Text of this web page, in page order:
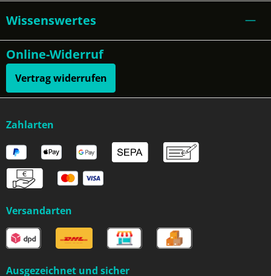
Wissenswertes
Online-Widerruf
Vertrag widerrufen
Zahlarten
Versandarten
Ausgezeichnet und sicher